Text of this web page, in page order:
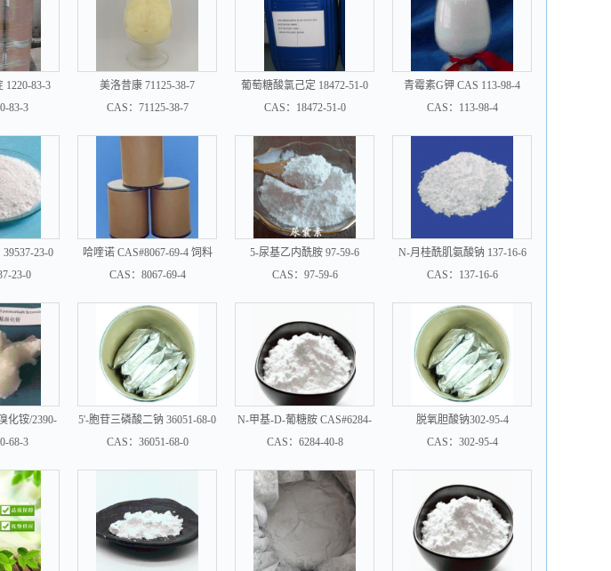
1220-83-3
83-3
美洛昔康 71125-38-7
CAS：71125-38-7
葡萄糖酸氯己定 18472-51-0
CAS：18472-51-0
青霉素G钾 CAS 113-98-4
CAS：113-98-4
23-0
23-0
哈喹诺 CAS#8067-69-4 饲料
添加剂
CAS：8067-69-4
5-尿基乙内酰胺 97-59-6
CAS：97-59-6
N-月桂酰肌氨酸钠 137-16-6
CAS：137-16-6
化铵/2390-
68-3
5'-胞苷三磷酸二钠 36051-68-0
CAS：36051-68-0
N-甲基-D-葡糖胺 CAS#6284-
40-8
CAS：6284-40-8
脱氧胆酸钠302-95-4
CAS：302-95-4